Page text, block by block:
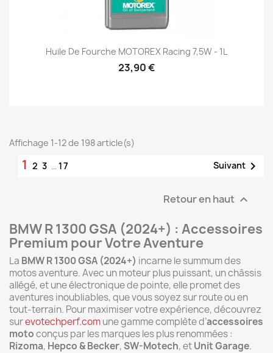
Huile De Fourche MOTOREX Racing 7,5W - 1L
23,90 €
Affichage 1-12 de 198 article(s)
1 2 3 … 17 Suivant 
Retour en haut 
BMW R 1300 GSA (2024+) : Accessoires
Premium pour Votre Aventure
La BMW R 1300 GSA (2024+) incarne le summum des
motos aventure. Avec un moteur plus puissant, un châssis
allégé, et une électronique de pointe, elle promet des
aventures inoubliables, que vous soyez sur route ou en
tout-terrain. Pour maximiser votre expérience, découvrez
surevotechperf.comune gamme complète d’accessoires
motoconçus par les marques les plus renommées :
Rizoma, Hepco & Becker,SW-Motech, etUnit Garage.